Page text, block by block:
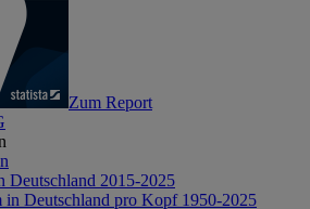
Zum Report
Deutschland 2015-2025
in Deutschland pro Kopf 1950-2025